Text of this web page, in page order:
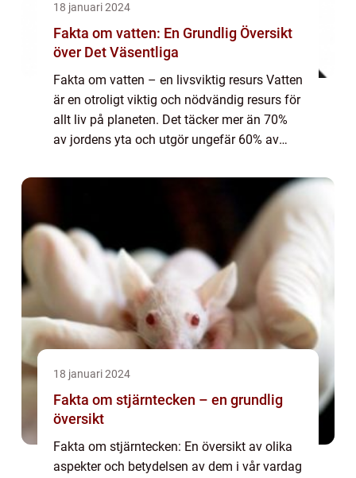
18 januari 2024
Fakta om vatten: En Grundlig Översikt
över Det Väsentliga
Fakta om vatten – en livsviktig resurs Vatten
är en otroligt viktig och nödvändig resurs för
allt liv på planeten. Det täcker mer än 70%
av jordens yta och utgör ungefär 60% av
det inte finnas något liv...
18 januari 2024
Fakta om stjärntecken – en grundlig
översikt
Fakta om stjärntecken: En översikt av olika
aspekter och betydelsen av dem i vår vardag